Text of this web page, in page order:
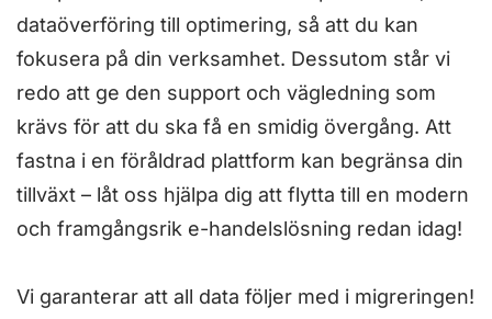
dataöverföring till optimering, så att du kan
fokusera på din verksamhet. Dessutom står vi
redo att ge den support och vägledning som
krävs för att du ska få en smidig övergång. Att
fastna i en föråldrad plattform kan begränsa din
tillväxt – låt oss hjälpa dig att flytta till en modern
och framgångsrik e-handelslösning redan idag!
Vi garanterar att all data följer med i migreringen!